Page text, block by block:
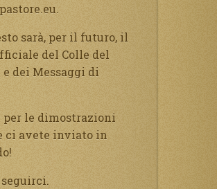
sarà, per il futuro, il
del Colle del
e dei Messaggi di
per le dimostrazioni
ci avete inviato in